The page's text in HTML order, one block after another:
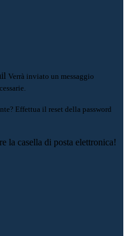
Verrà inviato un messaggio
Effettua il reset della password
la casella di posta elettronica!